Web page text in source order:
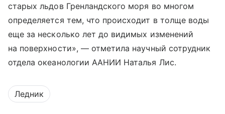
старых льдов Гренландского моря во многом
определяется тем, что происходит в толще воды
еще за несколько лет до видимых изменений
на поверхности», — отметила научный сотрудник
отдела океанологии ААНИИ Наталья Лис.
Ледник